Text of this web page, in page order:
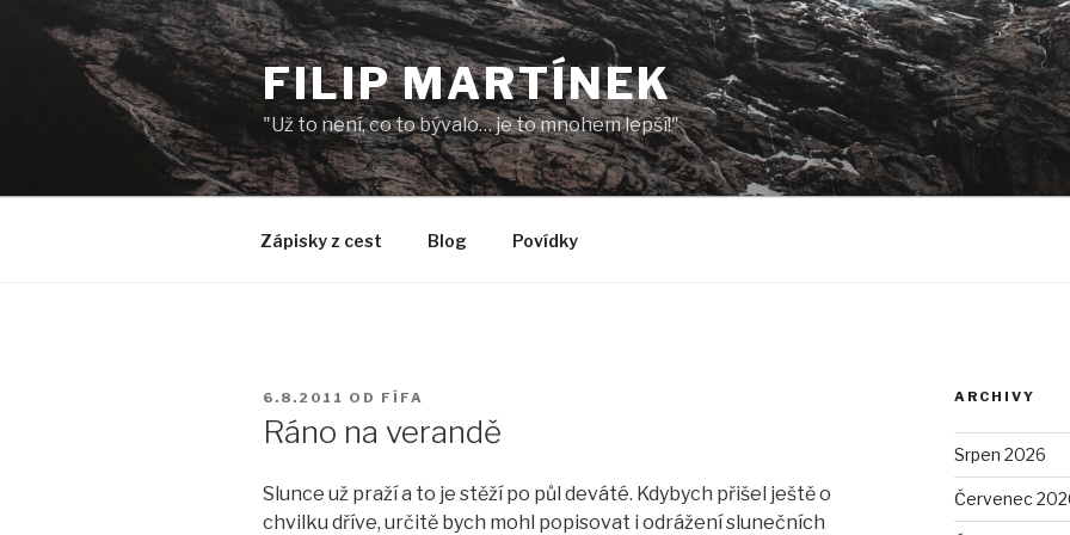
FILIP MARTÍNEK
"Už to není, co to bývalo… je to mnohem lepší!"
Zápisky z cest Blog Povídky
PUBLIKOVÁNO
6.8.2011 OD FÍFA
Ráno na verandě
Slunce už praží a to je stěží po půl deváté. Kdybych přišel ještě o
chvilku dříve, určitě bych mohl popisovat i odrážení slunečních
ARCHIVY
Srpen 2026
Červenec